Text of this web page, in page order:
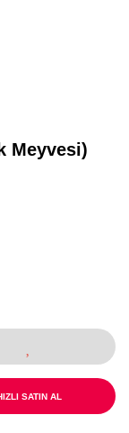
Meyvesi)
SATIN AL